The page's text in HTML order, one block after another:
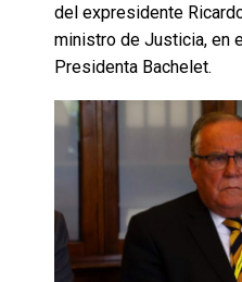
del expresidente
ministro de Justicia, en
Presidenta Bachelet.